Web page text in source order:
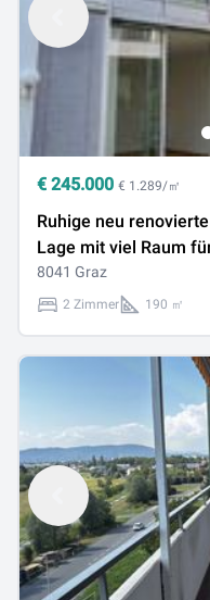
€ 245.000 € 1.289/㎡
Ruhige neu
Lage mit viel Raum
8041 Graz
2 Zimmer 190 ㎡